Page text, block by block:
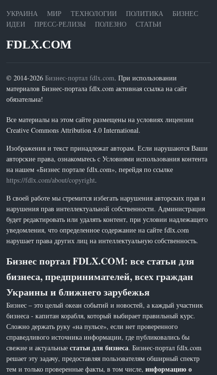
УКРАИНА МИР ТЕХНОЛОГИИ ПОЛИТИКА
БИЗНЕС
ИДЕИ
ПРЕСС-РЕЛИЗЫ ПОЛЕЗНО СТАТЬИ
FDLX.COM
© 2014-2026Бизнес-портал fdlx.com. При использовании
материалов Бизнес-портала fdlx.com активная ссылка на сайт
обязательна!
Все материалы на этом сайте размещены на условиях лицензии
Creative Commons Attribution 4.0 International.
Изображения и текст принадлежат авторам. Если нарушаются Ваши
авторские права, ознакомьтесь с Условиями использования контента
на нашем «Бизнес портале fdlx.com», перейдя по ссылке
https://fdlx.com/about/copyright.
В своей работе мы стремится избегать нарушения авторских прав и
нарушения прав интеллектуальной собственности. Администрация
будет редактировать или удалять контент, при условии надлежащего
уведомления, что определенное содержание на сайте fdlx.com
нарушает права других лиц на интеллектуальную собственность.
Бизнес портал FDLX.COM: все статьи для
бизнеса, предпринимателей, всех граждан
Украины и ближнего зарубежья
Бизнес – это целый океан событий и новостей, а каждый участник
бизнеса - капитан корабля, который выбирает правильный курс.
Сложно держать руку «на пульсе», если нет проверенного
справедливого источника информации, где публиковались бы
свежие и актуальныестатьи для бизнеса. Бизнес-портал fdlx.com
решает эту задачу, предоставляя пользователям обширный спектр
тем и только проверенные факты, в том числе,информацию о